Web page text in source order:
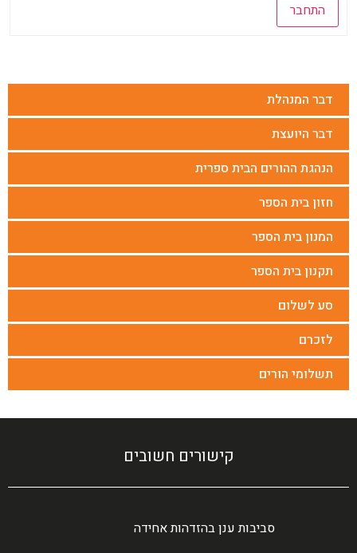
דבר המנהלת
דבר היועצת
הנהגת ההורים הבית ספרית
חזון בית הספר
המנון בית הספר
תקנון בית הספר
סע לשלום
לזכרם
תשלומי הורים
התחבר
קישורים חשובים
סביבות ענן בהזדהות אחידה